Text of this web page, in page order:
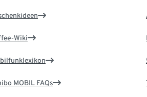
Wiki
MOBIL FAQs